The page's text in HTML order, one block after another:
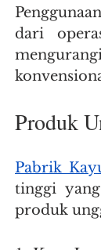
dari
Produk
Pabrik
tinggi
produk